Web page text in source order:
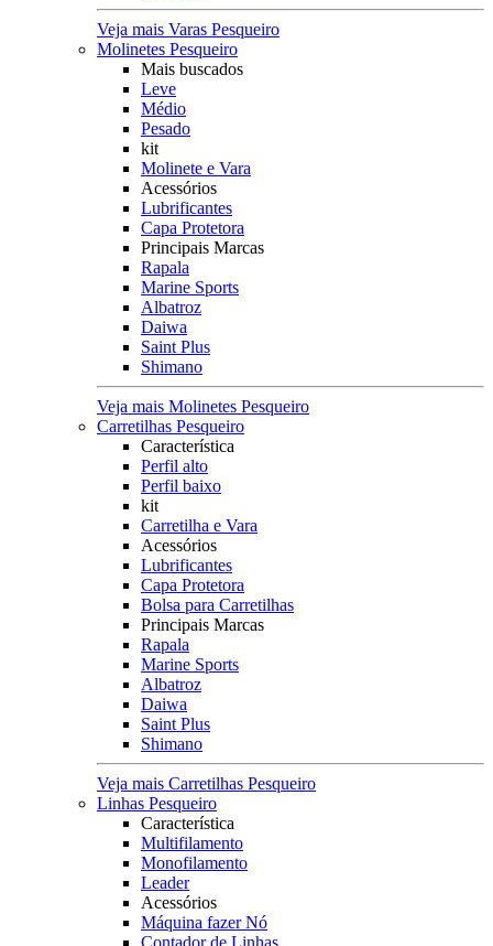
Veja mais Varas Pesqueiro
Molinetes Pesqueiro
Mais buscados
Leve
Médio
Pesado
kit
Molinete e Vara
Acessórios
Lubrificantes
Capa Protetora
Principais Marcas
Rapala
Marine Sports
Albatroz
Daiwa
Saint Plus
Shimano
Veja mais Molinetes Pesqueiro
Carretilhas Pesqueiro
Característica
Perfil alto
Perfil baixo
kit
Carretilha e Vara
Acessórios
Lubrificantes
Capa Protetora
Bolsa para Carretilhas
Principais Marcas
Rapala
Marine Sports
Albatroz
Daiwa
Saint Plus
Shimano
Veja mais Carretilhas Pesqueiro
Linhas Pesqueiro
Característica
Multifilamento
Monofilamento
Leader
Acessórios
Máquina fazer Nó
Contador de Linhas